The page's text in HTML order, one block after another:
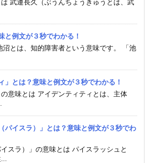
は 武運長久（ぶうんちょうきゅうとは、武
と例文が３秒でわかる！
沼とは、知的障害者という意味です。 「池
」とは？意味と例文が３秒でわかる！
の意味とは アイデンティティとは、主体
パイスラ）」とは？意味と例文が３秒でわ
イスラ）」の意味とは パイスラッシュと